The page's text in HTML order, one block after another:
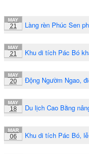
MAY
21 Làng rèn Phúc Sen
MAY
21 Khu di tích Pác Bó
MAY
20 Động Ngườm Ngao,
MAY
18 Du lịch Cao Bằng
MAR
06 Khu di tích Pác Bó,